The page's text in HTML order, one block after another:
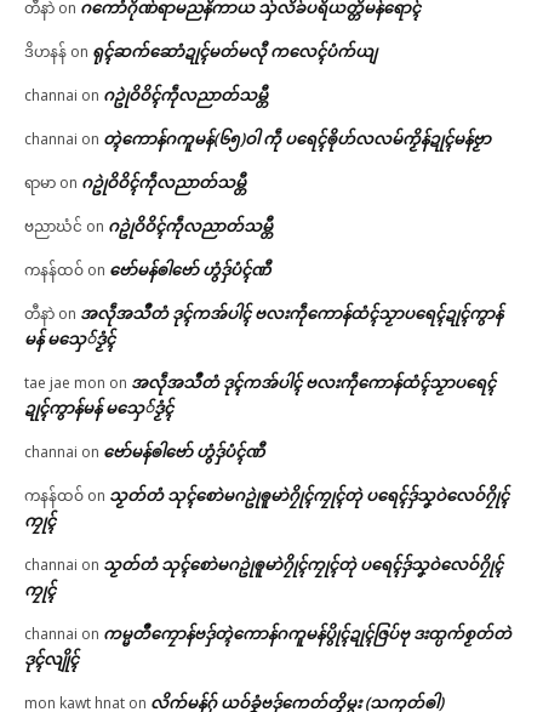
တီနာဲ on ဂကောံဂိုဏ်ရာမညနိကာယ သှ်လိခ်ပရိယတ္တိမန်ရောၚ်
ဒိဟနန် on ရုၚ်ဆက်ဆောံဍုၚ်မတ်မလီု ကလေၚ်ပံက်ယျ
channai on ဂဥုဲဝိဝိၚ်ကဵုလညာတ်သမ္တီ
channai on တ္ၚဲကောန်ဂကူမန်(၆၅)ဝါ ကဵု ပရေၚ်ၜိုဟ်လလမ်ကၟိန်ဍုၚ်မန်ဗၟာ
ရာမာ on ဂဥုဲဝိဝိၚ်ကဵုလညာတ်သမ္တီ
ဗညာဃံင် on ဂဥုဲဝိဝိၚ်ကဵုလညာတ်သမ္တီ
ကနန်ထဝ် on ဗော်မန်ၜါဗော် ဟွံဒှ်ပံၚ်ဏီ
တီနာဲ on အလဵုအသဳတံ ဒုၚ်ကအ်ပါၚ် ဗလးကဵုကောန်ထံၚ်သၟာပရေၚ်ဍုၚ်ကွာန်
မန် မသှေ်ဒၟံၚ်
tae jae mon on အလဵုအသဳတံ ဒုၚ်ကအ်ပါၚ် ဗလးကဵုကောန်ထံၚ်သၟာပရေၚ်
ဍုၚ်ကွာန်မန် မသှေ်ဒၟံၚ်
channai on ဗော်မန်ၜါဗော် ဟွံဒှ်ပံၚ်ဏီ
ကနန်ထဝ် on သၟတ်တံ သုၚ်စောဲမဂဥုဲၜူမာဲဂၠိုၚ်ကၠုၚ်တုဲ ပရေၚ်ဒှ်သၞဝဲလေဝ်ဂၠိုၚ်
ကၠုၚ်
channai on သၟတ်တံ သုၚ်စောဲမဂဥုဲၜူမာဲဂၠိုၚ်ကၠုၚ်တုဲ ပရေၚ်ဒှ်သၞဝဲလေဝ်ဂၠိုၚ်
ကၠုၚ်
channai on ကမ္မတဳကၠောန်ဗဒှ်တ္ၚဲကောန်ဂကူမန်ပွိုၚ်ဍုၚ်ဇြပ်ဗု ဒးထ္ပက်စၟတ်တဲ
ဒုၚ်လျိုၚ်
mon kawt hnat on လိက်မန်ဂှ် ယဝ်ခၞံဗဒှ်ကေတ်တၟိမ္ဂး (သကုတ်ၜါ)